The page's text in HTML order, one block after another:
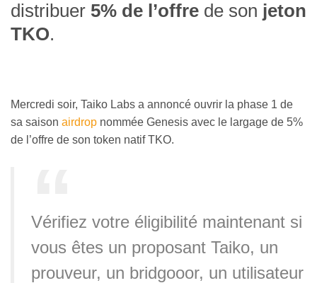
distribuer 5% de l’offre de son jeton
TKO.
Mercredi soir, Taiko Labs a annoncé ouvrir la phase 1 de
sa saison airdrop nommée Genesis avec le largage de 5%
de l’offre de son token natif TKO.
Vérifiez votre éligibilité maintenant si
vous êtes un proposant Taiko, un
prouveur, un bridgooor, un utilisateur